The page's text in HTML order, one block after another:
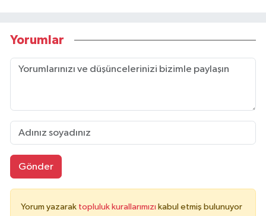
Yorumlar
Gönder
Yorum yazarak topluluk kurallarımızı kabul etmiş bulunuyor